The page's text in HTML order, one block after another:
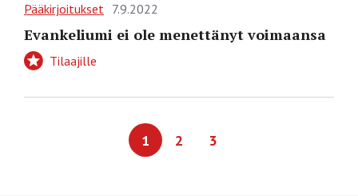
Pääkirjoitukset 7.9.2022
Evankeliumi ei ole menettänyt voimaansa
Tilaajille
1 2 3